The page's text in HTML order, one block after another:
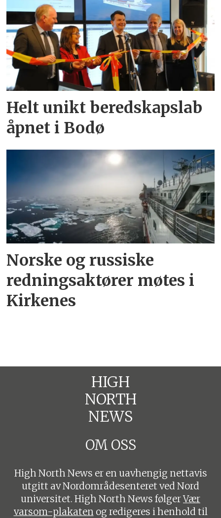
Helt unikt beredskapslab
åpnet i Bodø
Norske og russiske
redningsaktører møtes i
Kirkenes
HIGH
NORTH
NEWS
OM OSS
High North News er en uavhengig nettavis
utgitt av Nordområdesenteret ved Nord
universitet. High North News følgerVær
varsom-plakaten og redigeres i henhold til